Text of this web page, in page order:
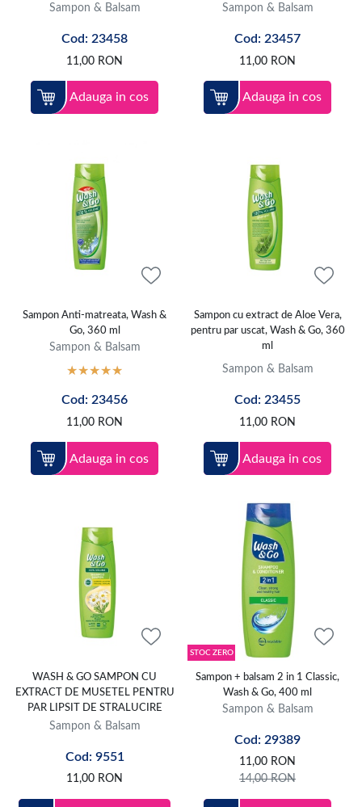
Sampon & Balsam
Cod: 23458
11,00 RON
Adauga in cos
Sampon & Balsam
Cod: 23457
11,00 RON
Adauga in cos
Sampon Anti-matreata, Wash &
Go, 360 ml
Sampon & Balsam
Cod: 23456
11,00 RON
Adauga in cos
Sampon cu extract de Aloe Vera,
pentru par uscat, Wash & Go, 360
ml
Sampon & Balsam
Cod: 23455
11,00 RON
Adauga in cos
WASH & GO SAMPON CU
EXTRACT DE MUSETEL PENTRU
PAR LIPSIT DE STRALUCIRE
Sampon & Balsam
Cod: 9551
11,00 RON
STOC ZERO
Sampon + balsam 2 in 1 Classic,
Wash & Go, 400 ml
Sampon & Balsam
Cod: 29389
11,00 RON
14,00RON